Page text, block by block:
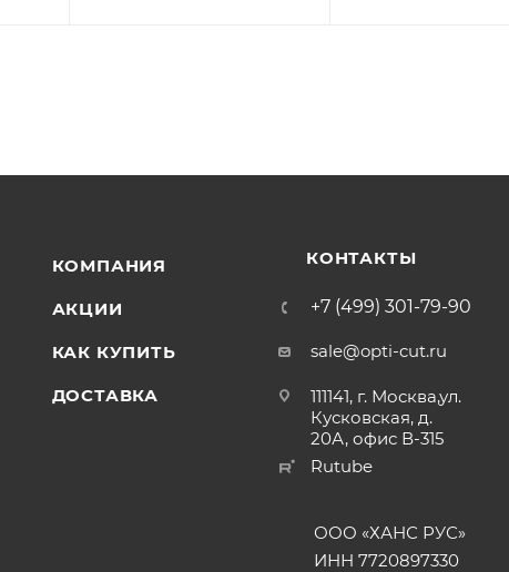
КОМПАНИЯ
АКЦИИ
КАК КУПИТЬ
ДОСТАВКА
КОНТАКТЫ
+7 (499) 301-79-90
sale@opti-cut.ru
111141, г. Москва,ул.
Кусковская, д.
20А, офис В-315
Rutube
ООО «ХАНС РУС»
ИНН 7720897330